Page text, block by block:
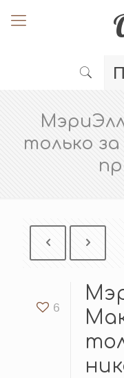
только
6